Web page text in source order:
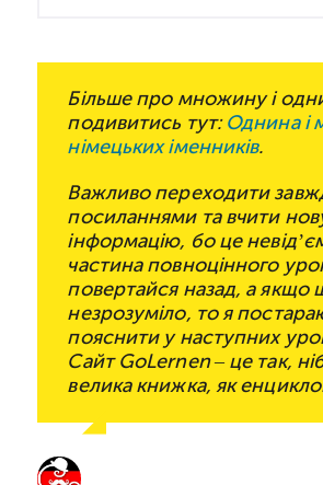
Більше про множину і
подивитись тут:Однина і
німецьких іменників.
Важливо переходити
посиланнями та вчити
інформацію, бо це
частина повноцінного
повертайся назад, а якщо
незрозуміло, то я
пояснити у наступних
Сайт GoLernen – це так,
велика книжка, як